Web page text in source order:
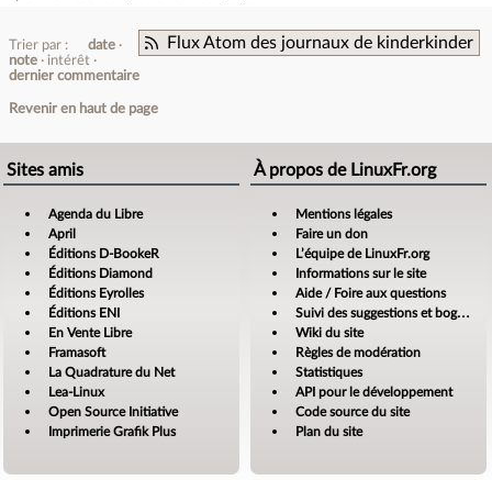
Flux Atom des journaux de kinderkinder
Trier par :
date
note
intérêt
dernier commentaire
Revenir en haut de page
Sites amis
Agenda du Libre
April
Éditions D-BookeR
Éditions Diamond
Éditions Eyrolles
Éditions ENI
En Vente Libre
Framasoft
La Quadrature du Net
Lea-Linux
Open Source Initiative
Imprimerie Grafik Plus
À propos de LinuxFr.org
Mentions légales
Faire un don
L’équipe de LinuxFr.org
Informations sur le site
Aide / Foire aux questions
Suivi des suggestions et bogues
Wiki du site
Règles de modération
Statistiques
API pour le développement
Code source du site
Plan du site